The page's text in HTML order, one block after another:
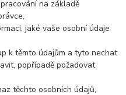
na základě
jaké vaše osobní údaje
k těmto údajům a tyto nechat
popřípadě požadovat
těchto osobních údajů,